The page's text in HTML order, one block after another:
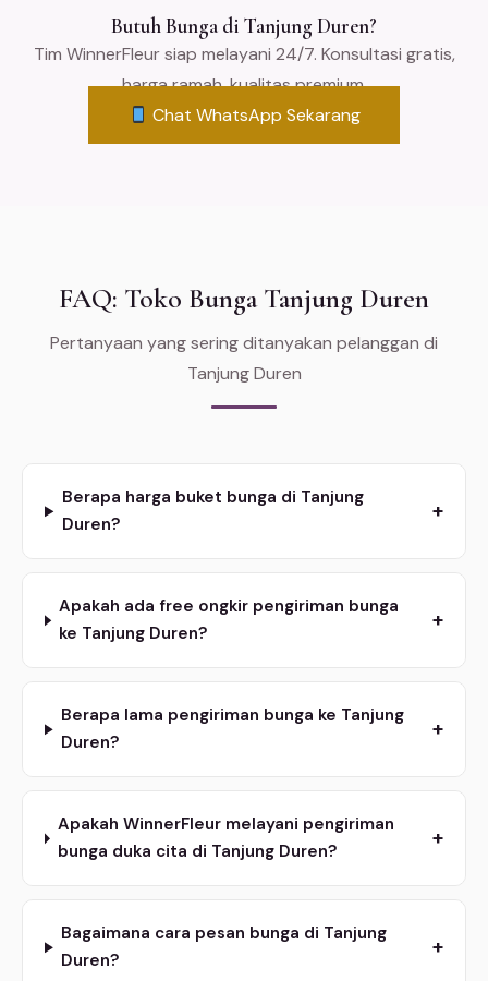
Butuh Bunga di Tanjung Duren?
Tim WinnerFleur siap melayani 24/7. Konsultasi gratis,
harga ramah, kualitas premium.
Chat WhatsApp Sekarang
FAQ: Toko Bunga Tanjung Duren
Pertanyaan yang sering ditanyakan pelanggan di
Tanjung Duren
Berapa harga buket bunga di Tanjung
Duren?
+
Apakah ada free ongkir pengiriman bunga
ke Tanjung Duren?
+
Berapa lama pengiriman bunga ke Tanjung
Duren?
+
Apakah WinnerFleur melayani pengiriman
bunga duka cita di Tanjung Duren?
+
Bagaimana cara pesan bunga di Tanjung
Duren?
+